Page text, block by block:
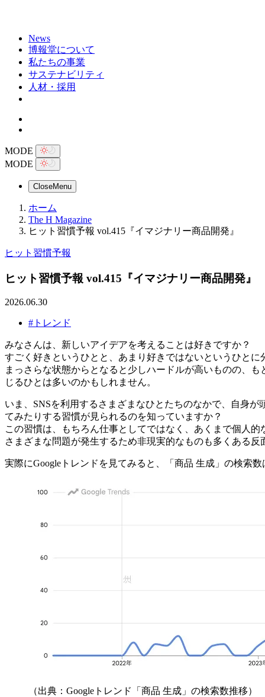
News
博報堂について
私たちの事業
サステナビリティ
人材・採用
MODE
MODE
CloseMenu
ホーム
The H Magazine
ヒット習慣予報 vol.415『イマジナリー商品開発』
ヒット習慣予報
ヒット習慣予報 vol.415『イマジナリー商品開発』
2026.06.30
#トレンド
みなさんは、新しいアイデアを考えることは好きですか？
すごく好きというひとと、あまり好きではないというひとに
まっさらな状態からとなると少しハードルが高いものの、
じるひとは多いのかもしれません。
いま、SNSを利用するさまざまなひとたちのなかで、自身
てみたりする習慣が見られるのを知っていますか？
この習慣は、もちろん仕事としてではなく、あくまで個人
さまざまな問題が発生するため非現実的なものも多くある
実際にGoogleトレンドを見てみると、「商品 生成」の検索
（出典：Googleトレンド「商品 生成」の検索数推移）